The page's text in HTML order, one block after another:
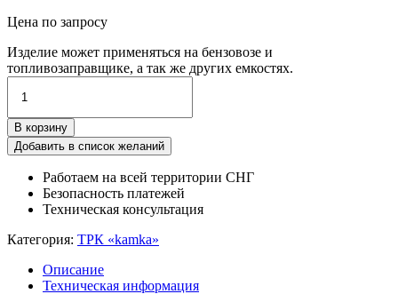
Цена по запросу
Изделие может применяться на бензовозе и
топливозаправщике, а так же других емкостях.
товара
Топливораздаточная
колонка
(ТРК)
6130-
(BS-
В корзину
Добавить в список желаний
Работаем на всей территории СНГ
Безопасность платежей
Техническая консультация
Категория: ТРК «kamka»
Описание
Техническая информация